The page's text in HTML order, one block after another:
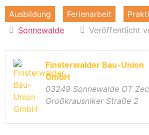
Ausbildung Ferienarbeit
Sonnewalde
Veröffentlicht
Finsterwalder Bau-Union
GmbH
03249 Sonnewalde OT
Großkrausniker Straße 2